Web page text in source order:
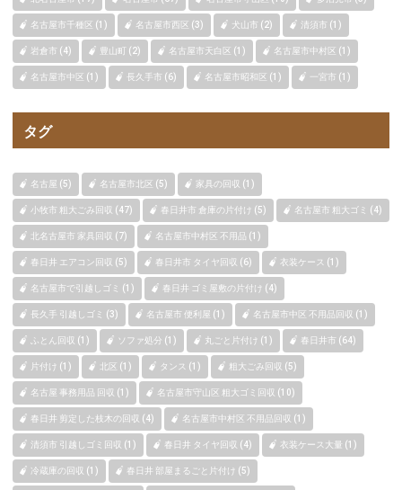
名古屋市千種区 (1) 名古屋市西区 (3) 犬山市 (2) 清須市 (1)
岩倉市 (4) 豊山町 (2) 名古屋市天白区 (1) 名古屋市中村区 (1)
名古屋市中区 (1) 長久手市 (6) 名古屋市昭和区 (1) 一宮市 (1)
タグ
名古屋 (5) 名古屋市北区 (5) 家具の回収 (1)
小牧市 粗大ごみ回収 (47) 春日井市 倉庫の片付け (5) 名古屋市 粗大ゴミ (4)
北名古屋市 家具回収 (7) 名古屋市中村区 不用品 (1)
春日井 エアコン回収 (5) 春日井市 タイヤ回収 (6) 衣装ケース (1)
名古屋市で引越しゴミ (1) 春日井 ゴミ屋敷の片付け (4)
長久手 引越しゴミ (3) 名古屋市 便利屋 (1) 名古屋市中区 不用品回収 (1)
ふとん回収 (1) ソファ処分 (1) 丸ごと片付け (1) 春日井市 (64)
片付け (1) 北区 (1) タンス (1) 粗大ごみ回収 (5)
名古屋 事務用品 回収 (1) 名古屋市守山区 粗大ゴミ回収 (10)
春日井 剪定した枝木の回収 (4) 名古屋市中村区 不用品回収 (1)
清須市 引越しゴミ回収 (1) 春日井 タイヤ回収 (4) 衣装ケース大量 (1)
冷蔵庫の回収 (1) 春日井 部屋まるごと片付け (5)